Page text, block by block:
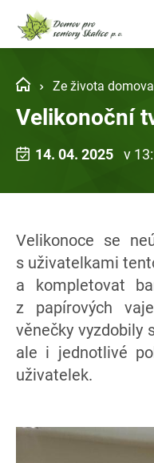
Ze života domova
Velikonoční
14. 04. 2025 v
Velikonoce se
s uživatelkami
a kompletovat
z papírových
věnečky vyzdobily
ale i jednotlivé
uživatelek.